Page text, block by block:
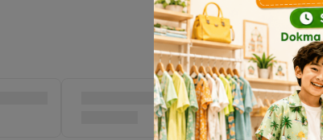
hoặc chơi ở địa hình quá gồ ghề.
nhật, phần thưởng học tập cho bé trai – hỗ trợ phát
Sản